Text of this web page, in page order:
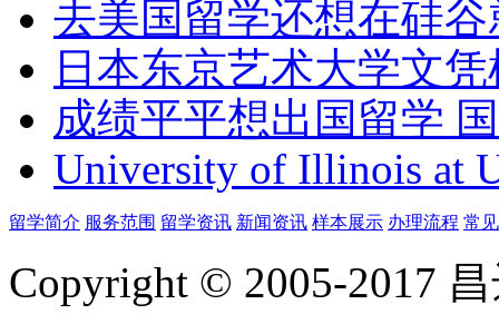
去美国留学还想在硅
日本东京艺术大学文
成绩平平想出国留学
University of Illinois at
留学简介 服务范围 留学资讯 新闻资讯 样本展示 办理流程 常
Copyright © 2005-2017